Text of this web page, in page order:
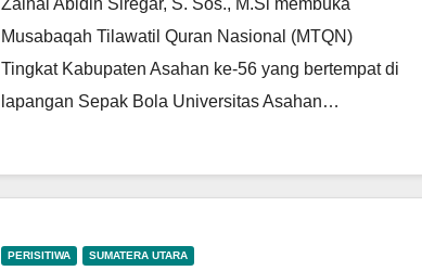
Musabaqah Tilawatil Quran Nasional (MTQN)
Tingkat Kabupaten Asahan ke-56 yang bertempat di
lapangan Sepak Bola Universitas Asahan…
PERISITIWA SUMATERA UTARA